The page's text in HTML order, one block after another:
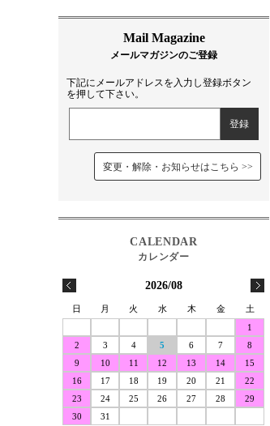
下記にメールアドレスを入力し登録ボタン
を押して下さい。
変更・解除・お知らせはこちら
2026/08
日 月 火 水 木 金
土
1
2
3 4 5 6 7
8
9
10 11 12 13 14
15
16
17 18 19 20 21
22
23
24 25 26 27 28
29
30
31